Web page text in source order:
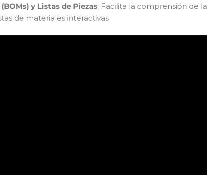
y Listas de Piezas: Facilita la comprensión de la
de materiales interactivas